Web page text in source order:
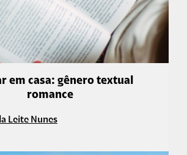
em casa: gênero textual
romance
Leite Nunes